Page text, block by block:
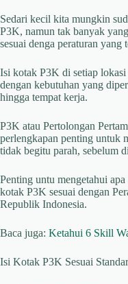
Sedari kecil kita mungkin
P3K, namun tak banyak
sesuai denga peraturan yang
Isi kotak P3K di setiap lokasi
dengan kebutuhan yang
hingga tempat kerja.
P3K atau Pertolongan
perlengkapan penting untuk
tidak begitu parah, sebelum
Penting untu mengetahui
kotak P3K sesuai dengan
Republik Indonesia.
Baca juga: Ketahui 6 Skill
Isi Kotak P3K Sesuai Standar